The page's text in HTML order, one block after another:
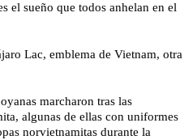
el sueño que todos anhelan en el
Lac, emblema de Vietnam, otra
marcharon tras las
algunas de ellas con uniformes
norvietnamitas durante la